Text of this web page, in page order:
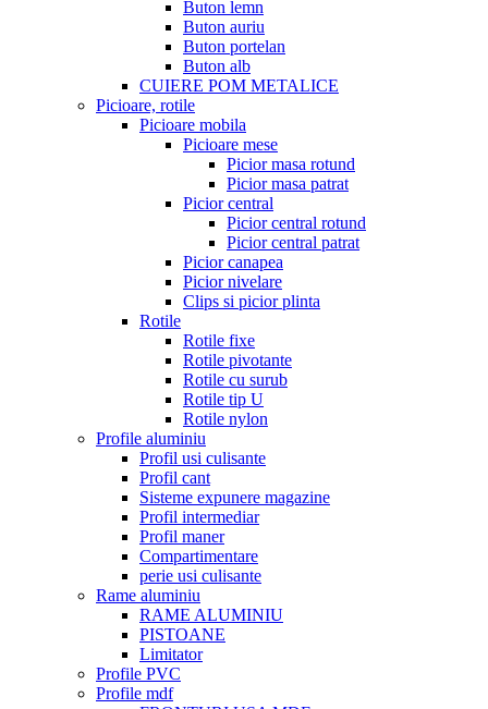
Buton lemn
Buton auriu
Buton portelan
Buton alb
CUIERE POM METALICE
Picioare, rotile
Picioare mobila
Picioare mese
Picior masa rotund
Picior masa patrat
Picior central
Picior central rotund
Picior central patrat
Picior canapea
Picior nivelare
Clips si picior plinta
Rotile
Rotile fixe
Rotile pivotante
Rotile cu surub
Rotile tip U
Rotile nylon
Profile aluminiu
Profil usi culisante
Profil cant
Sisteme expunere magazine
Profil intermediar
Profil maner
Compartimentare
perie usi culisante
Rame aluminiu
RAME ALUMINIU
PISTOANE
Limitator
Profile PVC
Profile mdf